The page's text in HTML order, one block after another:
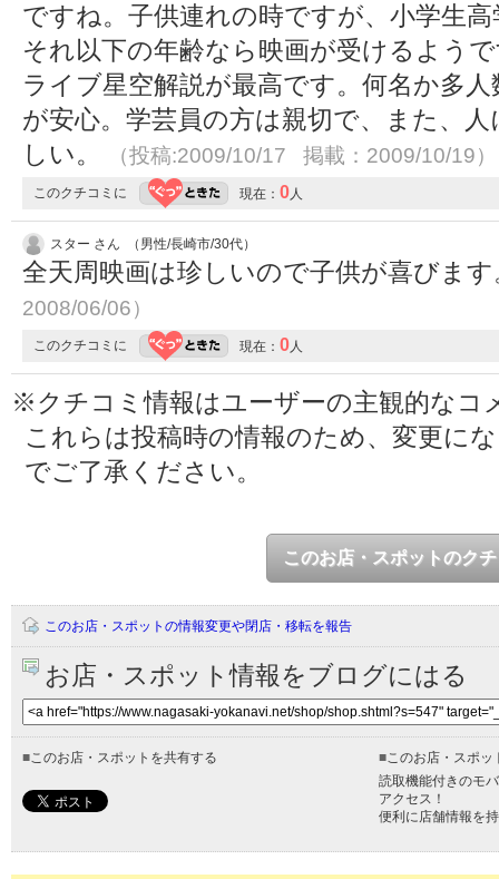
ですね。子供連れの時ですが、小学生
それ以下の年齢なら映画が受けるよう
ライブ星空解説が最高です。何名か多
が安心。学芸員の方は親切で、また、
しい。
（投稿:2009/10/17 掲載：2009/10/19）
このクチコミに 現在： 0人
スター さん （男性/長崎市/30代）
全天周映画は珍しいので子供が喜びま
2008/06/06）
このクチコミに 現在： 0人
※クチコミ情報はユーザーの主観的なコ
これらは投稿時の情報のため、変更に
でご了承ください。
このお店・スポットのク
このお店・スポットの情報変更や閉店・移転を報告
お店・スポット情報をブログにはる
■このお店・スポットを共有する ■このお店・スポッ
読取機能付きのモ
アクセス！
便利に店舗情報を